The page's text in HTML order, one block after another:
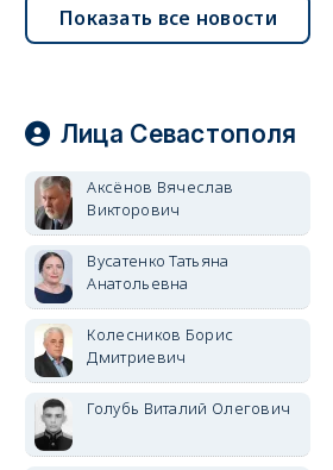
Показать все новости
Лица Севастополя
Аксёнов Вячеслав
Викторович
Вусатенко Татьяна
Анатольевна
Колесников Борис
Дмитриевич
Голубь Виталий Олегович